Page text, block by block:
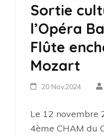
Sortie
l’Opéra
Flûte
Mozart
20 Nov,2024
Le 12 novembre
4ème CHAM du